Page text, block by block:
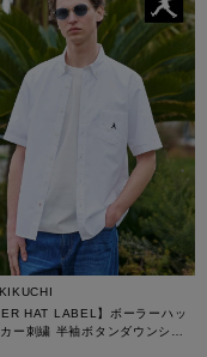
HAT LABEL】ボーラーハッ
ー刺繍 半袖ボタンダウンシャ